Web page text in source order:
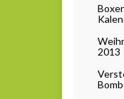
2013